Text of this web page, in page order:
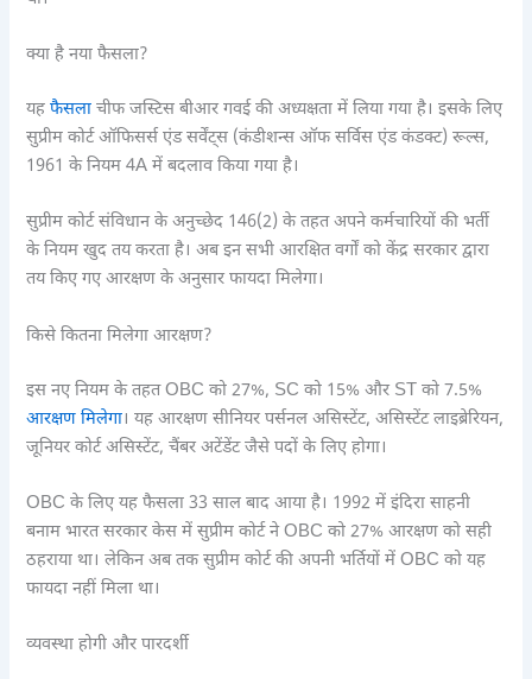
क्या है नया फैसला?
यहफैसला चीफ जस्टिस बीआर गवई की अध्यक्षता में लिया गया है। इसके लिए
सुप्रीम कोर्ट ऑफिसर्स एंड सर्वेंट्स (कंडीशन्स ऑफ सर्विस एंड कंडक्ट) रूल्स,
1961 के नियम 4A में बदलाव किया गया है।
सुप्रीम कोर्ट संविधान के अनुच्छेद 146(2) के तहत अपने कर्मचारियों की भर्ती
के नियम खुद तय करता है। अब इन सभी आरक्षित वर्गों को केंद्र सरकार द्वारा
तय किए गए आरक्षण के अनुसार फायदा मिलेगा।
किसे कितना मिलेगा आरक्षण?
इस नए नियम के तहत OBC को 27%, SC को 15% और ST को 7.5%
आरक्षण मिलेगा। यह आरक्षण सीनियर पर्सनल असिस्टेंट, असिस्टेंट लाइब्रेरियन,
जूनियर कोर्ट असिस्टेंट, चैंबर अटेंडेंट जैसे पदों के लिए होगा।
OBC के लिए यह फैसला 33 साल बाद आया है। 1992 में इंदिरा साहनी
बनाम भारत सरकार केस में सुप्रीम कोर्ट ने OBC को 27% आरक्षण को सही
ठहराया था। लेकिन अब तक सुप्रीम कोर्ट की अपनी भर्तियों में OBC को यह
फायदा नहीं मिला था।
व्यवस्था होगी और पारदर्शी